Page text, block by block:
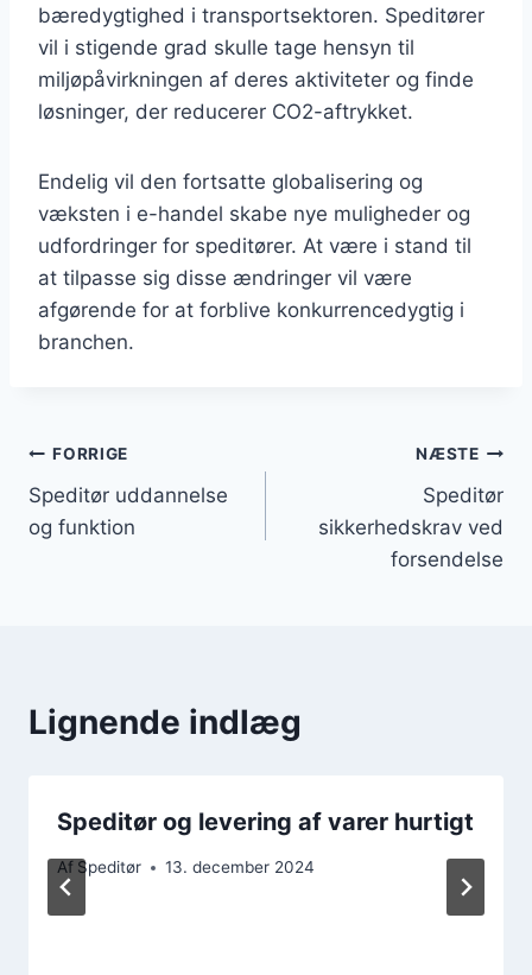
bæredygtighed i transportsektoren. Speditører
vil i stigende grad skulle tage hensyn til
miljøpåvirkningen af deres aktiviteter og finde
løsninger, der reducerer CO2-aftrykket.
Endelig vil den fortsatte globalisering og
væksten i e-handel skabe nye muligheder og
udfordringer for speditører. At være i stand til
at tilpasse sig disse ændringer vil være
afgørende for at forblive konkurrencedygtig i
branchen.
Indlægsnavigation
FORRIGE
Speditør uddannelse
og funktion
NÆSTE
Speditør
sikkerhedskrav ved
forsendelse
Lignende indlæg
Speditør og levering af varer hurtigt
Af Speditør 13. december 2024